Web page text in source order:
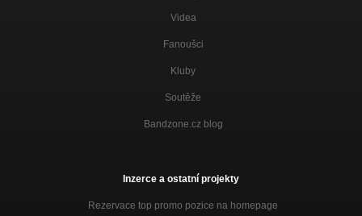
Videa
Fanoušci
Kluby
Soutěže
Bandzone.cz blog
Inzerce a ostatní projekty
Rezervace top promo pozice na homepage